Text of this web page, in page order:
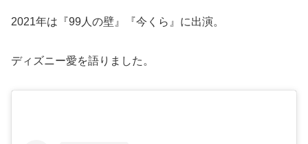
2021年は『99人の壁』『今くら』に出演。
ディズニー愛を語りました。